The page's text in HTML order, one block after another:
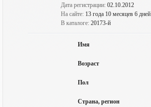
Дата регистрации: 02.10.2012
На сайте: 13 года 10 месяцев 6 дней
В каталоге: 20173-й
Имя
Возраст
Пол
Страна, регион